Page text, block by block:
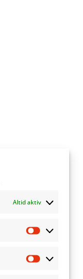
Altid aktiv
Præferencer
Statistikker